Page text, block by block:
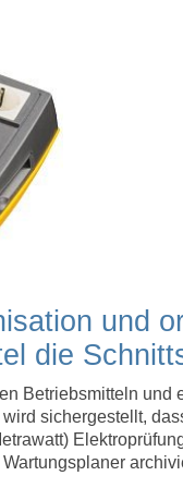
und
die
Betriebsmitteln und
sichergestellt,